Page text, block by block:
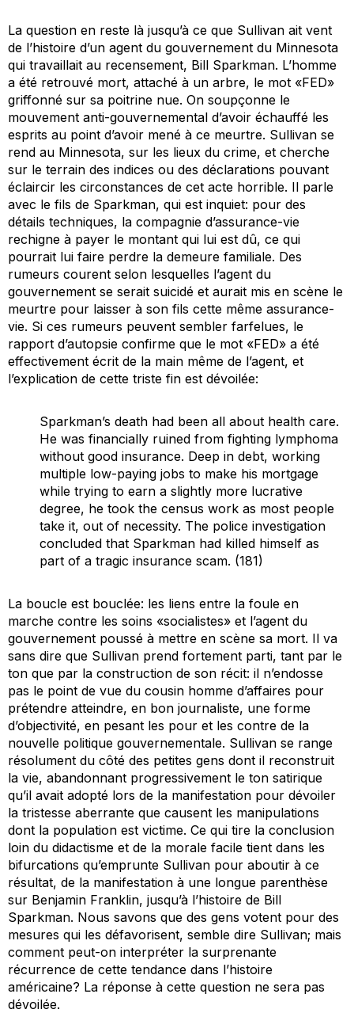
La question en reste là jusqu’à ce que Sullivan ait vent
de l’histoire d’un agent du gouvernement du Minnesota
qui travaillait au recensement, Bill Sparkman. L’homme
a été retrouvé mort, attaché à un arbre, le mot «FED»
griffonné sur sa poitrine nue. On soupçonne le
mouvement anti-gouvernemental d’avoir échauffé les
esprits au point d’avoir mené à ce meurtre. Sullivan se
rend au Minnesota, sur les lieux du crime, et cherche
sur le terrain des indices ou des déclarations pouvant
éclaircir les circonstances de cet acte horrible. Il parle
avec le fils de Sparkman, qui est inquiet: pour des
détails techniques, la compagnie d’assurance-vie
rechigne à payer le montant qui lui est dû, ce qui
pourrait lui faire perdre la demeure familiale. Des
rumeurs courent selon lesquelles l’agent du
gouvernement se serait suicidé et aurait mis en scène le
meurtre pour laisser à son fils cette même assurance-
vie. Si ces rumeurs peuvent sembler farfelues, le
rapport d’autopsie confirme que le mot «FED» a été
effectivement écrit de la main même de l’agent, et
l’explication de cette triste fin est dévoilée:
Sparkman’s death had been all about health care.
He was financially ruined from fighting lymphoma
without good insurance. Deep in debt, working
multiple low-paying jobs to make his mortgage
while trying to earn a slightly more lucrative
degree, he took the census work as most people
take it, out of necessity. The police investigation
concluded that Sparkman had killed himself as
part of a tragic insurance scam. (181)
La boucle est bouclée: les liens entre la foule en
marche contre les soins «socialistes» et l’agent du
gouvernement poussé à mettre en scène sa mort. Il va
sans dire que Sullivan prend fortement parti, tant par le
ton que par la construction de son récit: il n’endosse
pas le point de vue du cousin homme d’affaires pour
prétendre atteindre, en bon journaliste, une forme
d’objectivité, en pesant les pour et les contre de la
nouvelle politique gouvernementale. Sullivan se range
résolument du côté des petites gens dont il reconstruit
la vie, abandonnant progressivement le ton satirique
qu’il avait adopté lors de la manifestation pour dévoiler
la tristesse aberrante que causent les manipulations
dont la population est victime. Ce qui tire la conclusion
loin du didactisme et de la morale facile tient dans les
bifurcations qu’emprunte Sullivan pour aboutir à ce
résultat, de la manifestation à une longue parenthèse
sur Benjamin Franklin, jusqu’à l’histoire de Bill
Sparkman. Nous savons que des gens votent pour des
mesures qui les défavorisent, semble dire Sullivan; mais
comment peut-on interpréter la surprenante
récurrence de cette tendance dans l’histoire
américaine? La réponse à cette question ne sera pas
dévoilée.